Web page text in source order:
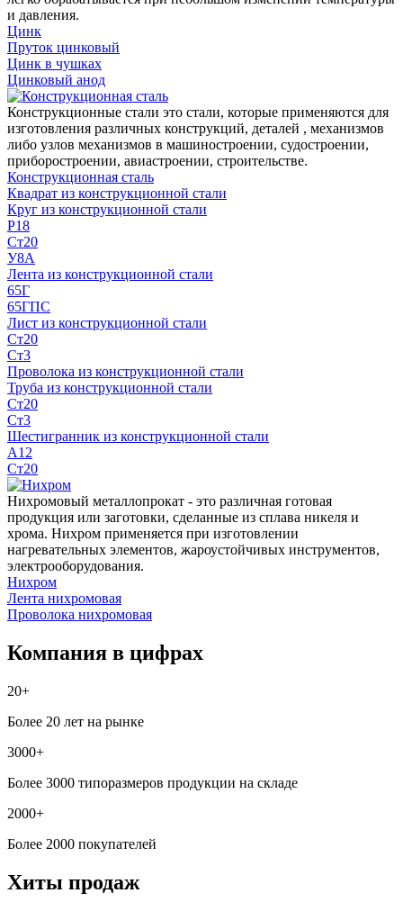
и давления.
Цинк
Пруток цинковый
Цинк в чушках
Цинковый анод
Конструкционные стали это стали, которые применяются для
изготовления различных конструкций, деталей , механизмов
либо узлов механизмов в машиностроении, судостроении,
приборостроении, авиастроении, строительстве.
Конструкционная сталь
Квадрат из конструкционной стали
Круг из конструкционной стали
Р18
Ст20
У8А
Лента из конструкционной стали
65Г
65ГПС
Лист из конструкционной стали
Ст20
Ст3
Проволока из конструкционной стали
Труба из конструкционной стали
Ст20
Ст3
Шестигранник из конструкционной стали
А12
Ст20
Нихромовый металлопрокат - это различная готовая
продукция или заготовки, сделанные из сплава никеля и
хрома. Нихром применяется при изготовлении
нагревательных элементов, жароустойчивых инструментов,
электрооборудования.
Нихром
Лента нихромовая
Проволока нихромовая
Компания в цифрах
20+
Более 20 лет на рынке
3000+
Более 3000 типоразмеров продукции на складе
2000+
Более 2000 покупателей
Хиты продаж